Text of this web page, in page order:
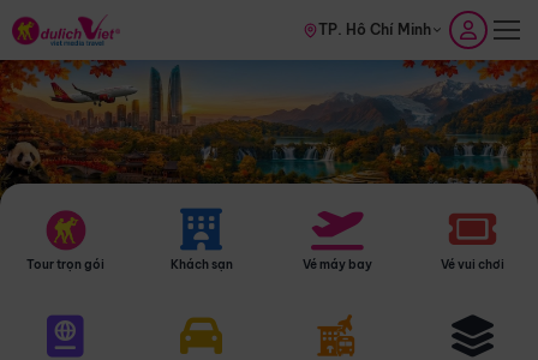
TP. Hồ Chí Minh
Tour trọn gói Khách sạn Vé máy bay Vé vui chơi